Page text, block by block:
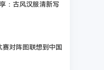
：古风汉服清新写
对阵图联想到中国